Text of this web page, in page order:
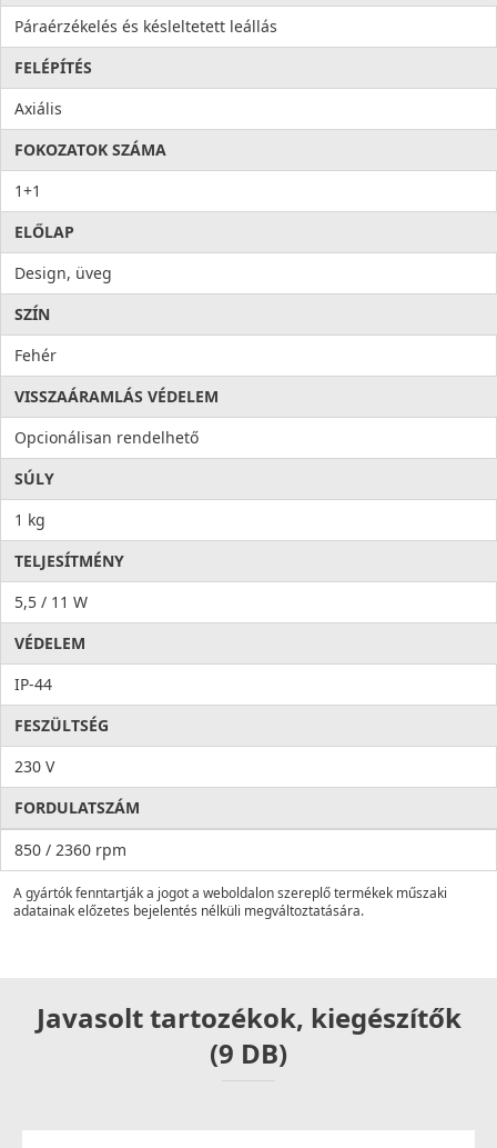
Páraérzékelés és késleltetett leállás
FELÉPÍTÉS
Axiális
FOKOZATOK SZÁMA
1+1
ELŐLAP
Design, üveg
SZÍN
Fehér
VISSZAÁRAMLÁS VÉDELEM
Opcionálisan rendelhető
SÚLY
1 kg
TELJESÍTMÉNY
5,5 / 11 W
VÉDELEM
IP-44
FESZÜLTSÉG
230 V
FORDULATSZÁM
850 / 2360 rpm
A gyártók fenntartják a jogot a weboldalon szereplő termékek műszaki
adatainak előzetes bejelentés nélküli megváltoztatására.
Javasolt tartozékok, kiegészítők
(9 DB)